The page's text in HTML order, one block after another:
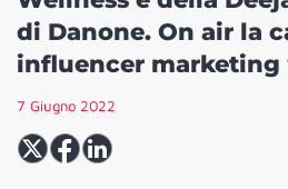
di Danone. On air la
influencer marketing
7 Giugno 2022